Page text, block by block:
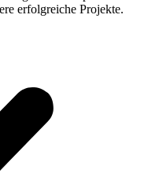
erfolgreiche Projekte.